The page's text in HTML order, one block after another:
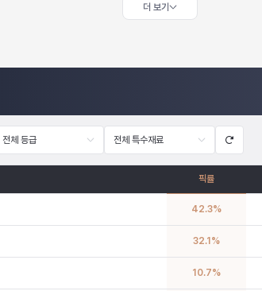
더 보기
전체 등급 전체 특수재료
픽률
42.3%
32.1 %
10.7%